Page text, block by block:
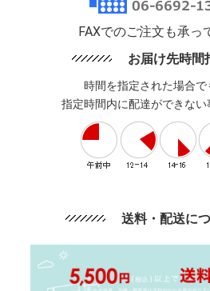
FAXでのご注文も承っ
お届け先時間
時間を指定された場合で
指定時間内に配達ができない
送料・配送に